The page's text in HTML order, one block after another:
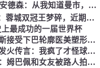
【值得一看】第4轮曼市德比！安德森：从我知道曼市，曼城就是这
【精彩资讯】7月不胜！足球报：蓉城双冠王梦碎，近期成绩下滑要
上最成功的一届世界杯
[体育视频]卧槽你是谁？维尼修斯接受下巴轮廓医美塑形，突然变
[世界杯]阿根廷总统回应对球员发火传言：我疯了才怪球员？全是
[体育头条]迈阿密真好玩！实拍：姆巴佩和女友被路人拍到在夜店